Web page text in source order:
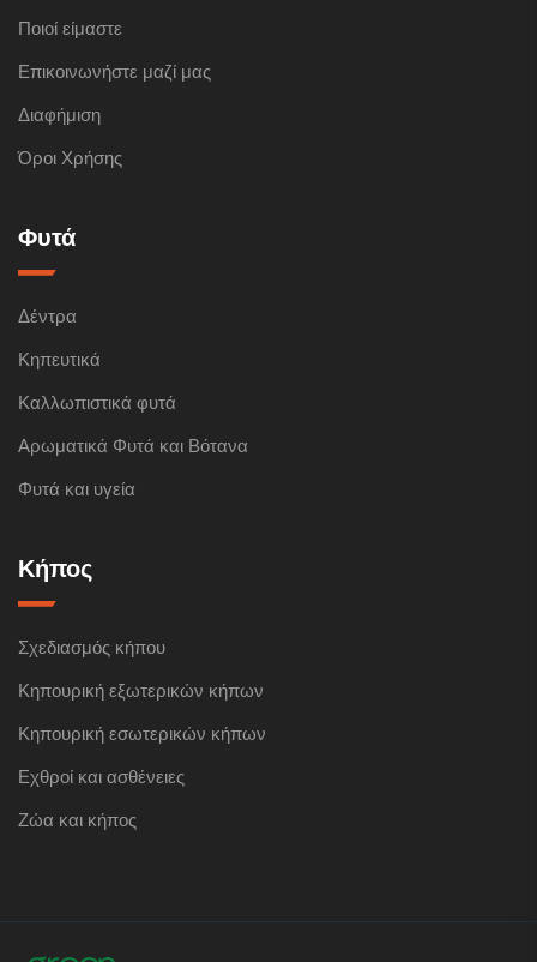
Ποιοί είμαστε
Επικοινωνήστε μαζί μας
Διαφήμιση
Όροι Χρήσης
Φυτά
Δέντρα
Κηπευτικά
Καλλωπιστικά φυτά
Αρωματικά Φυτά και Βότανα
Φυτά και υγεία
Κήπος
Σχεδιασμός κήπου
Κηπουρική εξωτερικών κήπων
Κηπουρική εσωτερικών κήπων
Εχθροί και ασθένειες
Ζώα και κήπος